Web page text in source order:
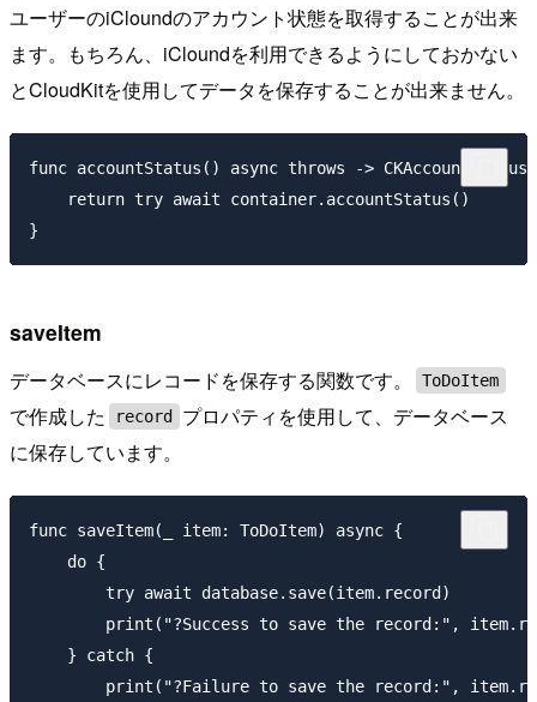
ユーザーのiCloundのアカウント状態を取得することが出来
ます。もちろん、iCloundを利用できるようにしておかない
とCloudKitを使用してデータを保存することが出来ません。
func accountStatus() async throws -> CKAccountStatus
    return try await container.accountStatus()
saveItem
データベースにレコードを保存する関数です。 ToDoItem
で作成した record
プロパティを使用して、データベース
に保存しています。
func saveItem(_ item: ToDoItem) async {
    do {
        try await database.save(item.record)
print("?Success to save the record:",
    } catch {
print("?Failure to save the record:",